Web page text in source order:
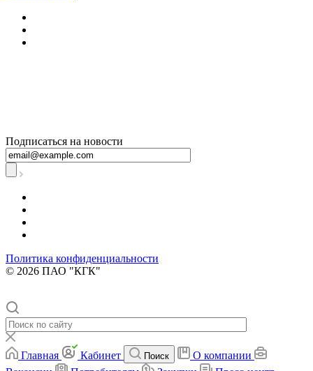
Подписаться на новости
Политика конфиденциальности
© 2026 ПАО "КГК"
Главная Кабинет Поиск
О компании